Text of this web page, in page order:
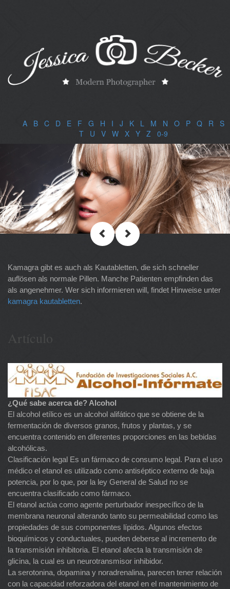
A| B| C| D| E| F G H I J K| L M N O| P| Q| R S|
T| U V| W| X| Y| Z 0-9
Kamagra gibt es auch als Kautabletten, die sich schneller
auflösen als normale Pillen. Manche Patienten empfinden das
als angenehmer. Wer sich informieren will, findet Hinweise unter
kamagra kautabletten.
Artículo
¿Qué sabe acerca de? Alcohol
El alcohol etílico es un alcohol alifático que se obtiene de la
fermentación de diversos granos, frutos y plantas, y se
encuentra contenido en diferentes proporciones en las bebidas
alcohólicas.
Clasificación legal Es un fármaco de consumo legal. Para el uso
médico el etanol es utilizado como antiséptico externo de baja
potencia, por lo que, por la ley General de Salud no se
encuentra clasificado como fármaco.
El etanol actúa como agente perturbador inespecífico de la
membrana neuronal alterando tanto su permeabilidad como las
propiedades de sus componentes lípidos. Algunos efectos
bioquímicos y conductuales, pueden deberse al incremento de
la transmisión inhibitoria. El etanol afecta la transmisión de
glicina, la cual es un neurotransmisor inhibidor.
La serotonina, dopamina y noradrenalina, parecen tener relación
con la capacidad reforzadora del etanol en el mantenimiento de